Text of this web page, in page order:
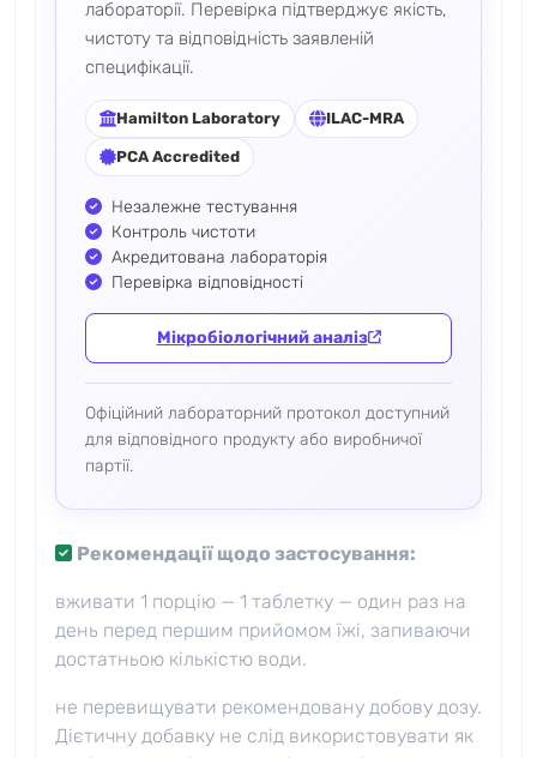
лабораторії. Перевірка підтверджує якість,
чистоту та відповідність заявленій
специфікації.
Hamilton Laboratory ILAC-MRA
PCA Accredited
Незалежне тестування
Контроль чистоти
Акредитована лабораторія
Перевірка відповідності
Мікробіологічний аналіз
Офіційний лабораторний протокол доступний
для відповідного продукту або виробничої
партії.
Рекомендації щодо застосування:
вживати 1 порцію — 1 таблетку — один раз на
день перед першим прийомом їжі, запиваючи
достатньою кількістю води.
не перевищувати рекомендовану добову дозу.
Дієтичну добавку не слід використовувати як